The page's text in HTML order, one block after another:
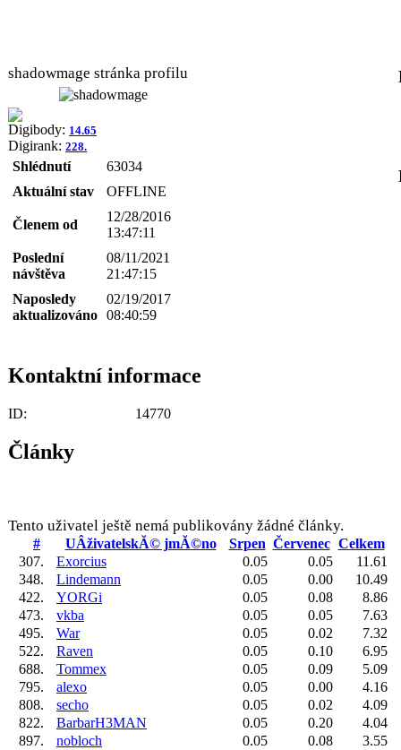
shadowmage stránka profilu
Digibody: 14.65
Digirank: 228.
Shlédnutí
63034
Aktuální stav
OFFLINE
Členem od
12/28/2016
13:47:11
Poslední
návštěva
08/11/2021
21:47:15
Naposledy
aktualizováno
02/19/2017
08:40:59
Kontaktní informace
ID: 14770
Články
Tento uživatel ještě nemá publikovány žádné články.
# UÂživatelskĂ© jmĂ©no Srpen Červenec Celkem
307.
Exorcius 0.05 0.05
11.61
348.
Lindemann 0.05 0.00
10.49
422.
YORGi 0.05 0.08
8.86
473.
vkba 0.05 0.05
7.63
495.
War 0.05 0.02
7.32
522.
Raven 0.05 0.10
6.95
688.
Tommex 0.05 0.09
5.09
795.
alexo 0.05 0.00
4.16
808.
secho 0.05 0.02
4.09
822.
BarbarH3MAN 0.05 0.20
4.04
897.
nobloch 0.05 0.08
3.55